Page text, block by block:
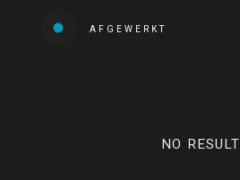
AFGEWERKT
NO RESULT